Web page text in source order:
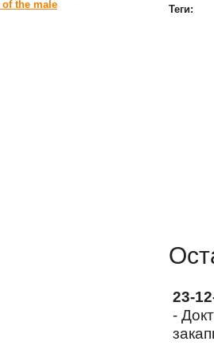
the male
Теги:
23-
-